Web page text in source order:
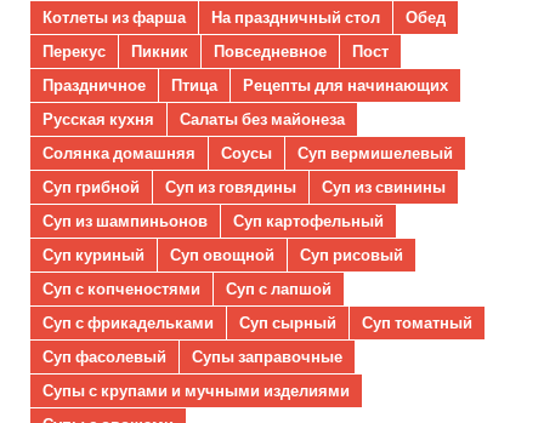
Котлеты из фарша
На праздничный стол
Обед
Перекус
Пикник Повседневное
Пост
Праздничное
Птица
Рецепты для начинающих
Русская кухня
Салаты без майонеза
Солянка домашняя
Соусы
Суп вермишелевый
Суп грибной
Суп из говядины
Суп из свинины
Суп из шампиньонов
Суп картофельный
Суп куриный
Суп овощной
Суп рисовый
Суп с копченостями
Суп с лапшой
Суп с фрикадельками
Суп сырный
Суп томатный
Суп фасолевый
Супы заправочные
Супы с крупами и мучными изделиями